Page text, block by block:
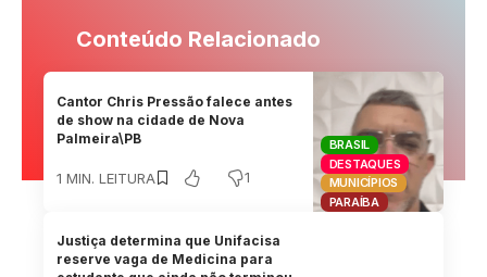
Conteúdo Relacionado
BRASIL
DESTAQUES
MUNICÍPIOS
PARAÍBA
Cantor Chris Pressão falece antes
de show na cidade de Nova
Palmeira\PB
1 MIN. LEITURA 1
Justiça determina que Unifacisa
reserve vaga de Medicina para